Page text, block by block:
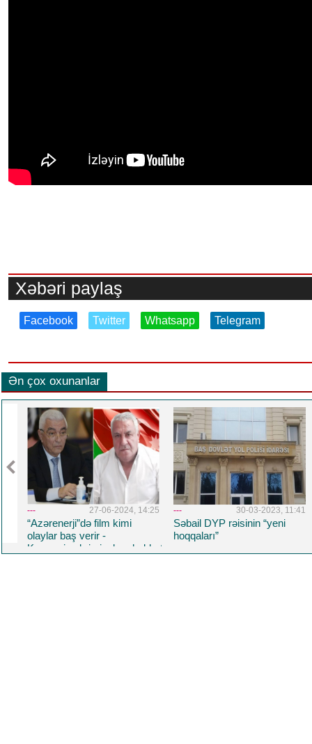
Xəbəri paylaş
Facebook Twitter Whatsapp Telegram
Ən çox oxunanlar
--- 27-06-2024, 14:25
“Azərenerji”də film kimi
olaylar baş verir -
Korrupsiya,kriminal,məhəbbət
--- 30-03-2023, 11:41
Səbail DYP rəisinin “yeni
hoqqaları”